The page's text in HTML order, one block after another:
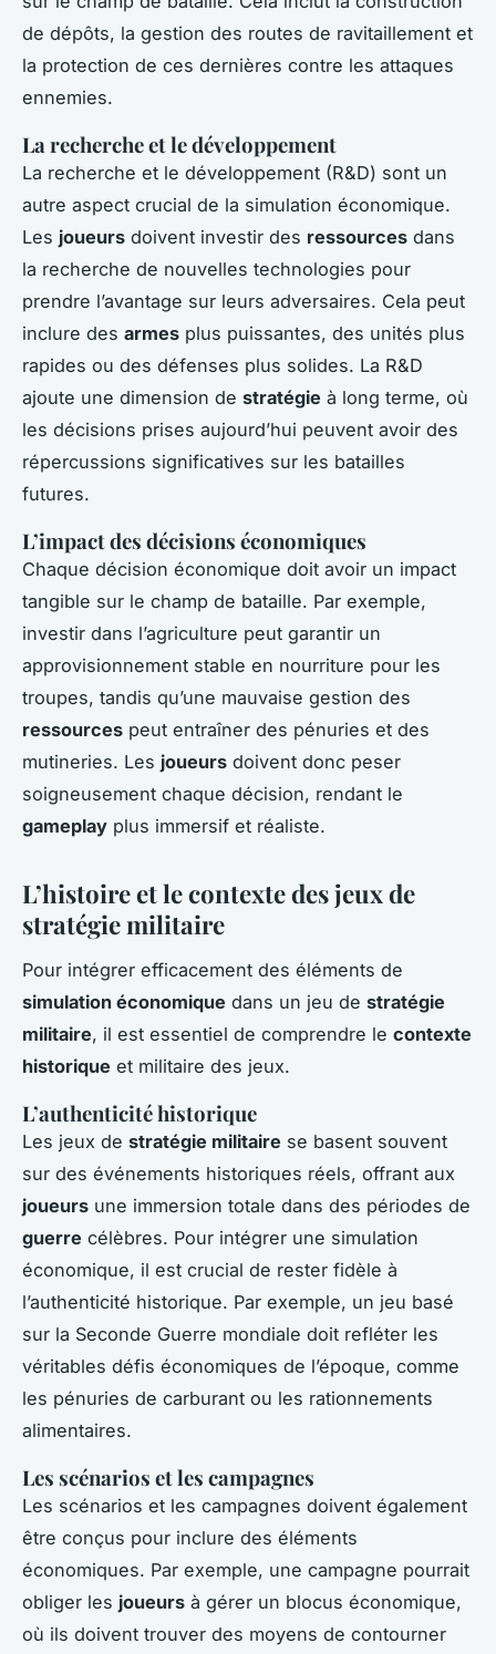
de dépôts, la gestion des routes de ravitaillement et
la protection de ces dernières contre les attaques
ennemies.
La recherche et le développement
La recherche et le développement (R&D) sont un
autre aspect crucial de la simulation économique.
Les joueurs doivent investir des ressources dans
la recherche de nouvelles technologies pour
prendre l’avantage sur leurs adversaires. Cela peut
inclure des armes plus puissantes, des unités plus
rapides ou des défenses plus solides. La R&D
ajoute une dimension de stratégie à long terme, où
les décisions prises aujourd’hui peuvent avoir des
répercussions significatives sur les batailles
futures.
L’impact des décisions économiques
Chaque décision économique doit avoir un impact
tangible sur le champ de bataille. Par exemple,
investir dans l’agriculture peut garantir un
approvisionnement stable en nourriture pour les
troupes, tandis qu’une mauvaise gestion des
ressources peut entraîner des pénuries et des
mutineries. Les joueurs doivent donc peser
soigneusement chaque décision, rendant le
gameplay plus immersif et réaliste.
L’histoire et le contexte des jeux de
stratégie militaire
Pour intégrer efficacement des éléments de
simulation économique dans un jeu de stratégie
militaire, il est essentiel de comprendre le contexte
historique et militaire des jeux.
L’authenticité historique
Les jeux de stratégie militaire se basent souvent
sur des événements historiques réels, offrant aux
joueurs une immersion totale dans des périodes de
guerre célèbres. Pour intégrer une simulation
économique, il est crucial de rester fidèle à
l’authenticité historique. Par exemple, un jeu basé
sur la Seconde Guerre mondiale doit refléter les
véritables défis économiques de l’époque, comme
les pénuries de carburant ou les rationnements
alimentaires.
Les scénarios et les campagnes
Les scénarios et les campagnes doivent également
être conçus pour inclure des éléments
économiques. Par exemple, une campagne pourrait
obliger les joueurs à gérer un blocus économique,
où ils doivent trouver des moyens de contourner